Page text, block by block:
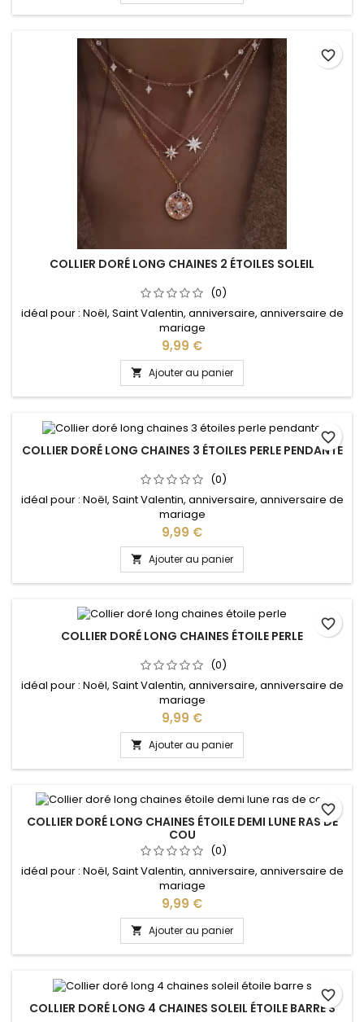
COLLIER DORÉ LONG CHAINES 2 ÉTOILES SOLEIL
(0)
idéal pour : Noël, Saint Valentin, anniversaire, anniversaire de
mariage
Prix
9,99 €
 Ajouter au panier
favorite_border
COLLIER DORÉ LONG CHAINES 3 ÉTOILES PERLE PENDANTE
(0)
idéal pour : Noël, Saint Valentin, anniversaire, anniversaire de
mariage
Prix
9,99 €
 Ajouter au panier
favorite_border
COLLIER DORÉ LONG CHAINES ÉTOILE PERLE
(0)
idéal pour : Noël, Saint Valentin, anniversaire, anniversaire de
mariage
Prix
9,99 €
 Ajouter au panier
favorite_border
COLLIER DORÉ LONG CHAINES ÉTOILE DEMI LUNE RAS DE
COU
(0)
idéal pour : Noël, Saint Valentin, anniversaire, anniversaire de
mariage
Prix
9,99 €
 Ajouter au panier
favorite_border
COLLIER DORÉ LONG 4 CHAINES SOLEIL ÉTOILE BARRE S
favorite_border